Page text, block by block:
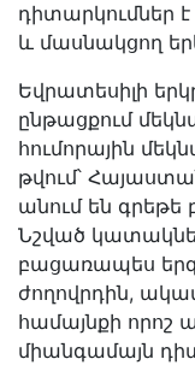
դիտարկումներ
և մասնակցող
Եվրատեսիլի
ընթացքում
հումորային
թվում՝
անում են գրեթե
Նշված
բացառապես
ժողովրդին,
համայնքի որոշ
միանգամայն